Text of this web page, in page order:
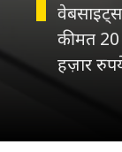
कीमत
हज़ार